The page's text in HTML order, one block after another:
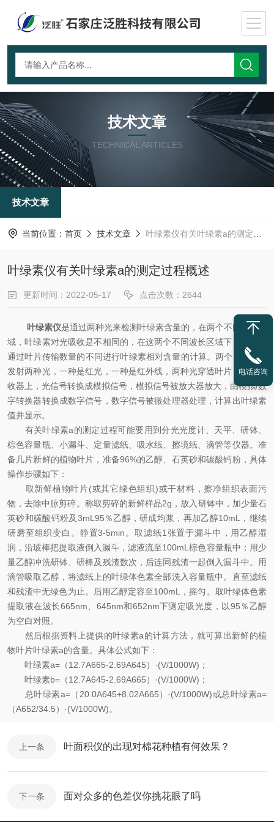
技术文章
TECHNICAL ARTICLES
技术文章
当前位置： 首页 技术文章 叶绿素仪有关叶绿素a的测定过程概述
叶绿素仪有关叶绿素a的测定过程概述
更新时间：2022-05-17 点击次数：2644
叶绿素仪是通过两种光来检测叶绿素含量的，在两个不同波长区
域，叶绿素对光吸收是不相同的，在这两个不同波长区域下，根据光
通过叶片传输数量的不同进行叶绿素相对含量的计算。两个LED光源
发射两种光，一种是红光，一种是红外线，两种光穿透叶片，打到接
收器上，光信号转换成模拟信号，模拟信号被放大器放大，由模拟/数
字转换器转换成数字信号，数字信号被微处理器处理，计算出叶绿素
值并显示。
有关叶绿素a的测定过程可能要用到分光光度计、天平、研钵、
棕色容量瓶、小漏斗、定量滤纸、吸水纸、擦境纸、滴管等仪器。准
备几片新鲜的植物叶片，准备96%的乙醇、石英砂和碳酸钙粉，具体
操作步骤如下：
取新鲜植物叶片(或其它绿色组织)或干材料，擦净组织表面污
物，去除中脉剪碎。称取剪碎的新鲜样品2g，放入研钵中，加少量石
英砂和碳酸钙粉及3mL95％乙醇，研成均浆，再加乙醇10mL，继续
研磨至组织变白。静置3-5min。取滤纸1张置于漏斗中，用乙醇湿
润，沿玻棒把提取液倒入漏斗，滤液流至100mL棕色容量瓶中；用少
量乙醇冲洗研钵、研棒及残渣数次，后连同残渣一起倒入漏斗中。用
滴管吸取乙醇，将滤纸上的叶绿体色素全部洗入容量瓶中。直至滤纸
和残渣中无绿色为止。后用乙醇定容至100mL，摇匀。取叶绿体色素
提取液在波长665nm、645nm和652nm下测定吸光度，以95％乙醇
为空白对照。
然后根据资料上提供的叶绿素a的计算方法，就可算出新鲜的植
物叶片叶绿素a的含量。具体公式如下：
叶绿素a=（12.7A665-2.69A645）·(V/1000W)；
叶绿素b=（12.7A645-2.69A665）·(V/1000W)；
总叶绿素a=（20.0A645+8.02A665）·(V/1000W)或总叶绿素a=
（A652/34.5）·(V/1000W)。
上一条 叶面积仪的出现对棉花种植有何效果？
下一条 面对众多的色差仪你挑花眼了吗
电话咨询